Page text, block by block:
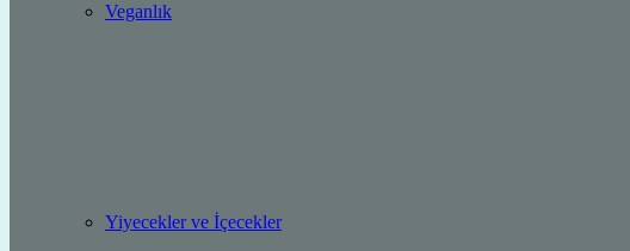
Veganlık
Yiyecekler ve İçecekler